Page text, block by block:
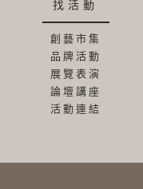
找活動
創藝市集
品牌活動
展覽表演
論壇講座
活動連結